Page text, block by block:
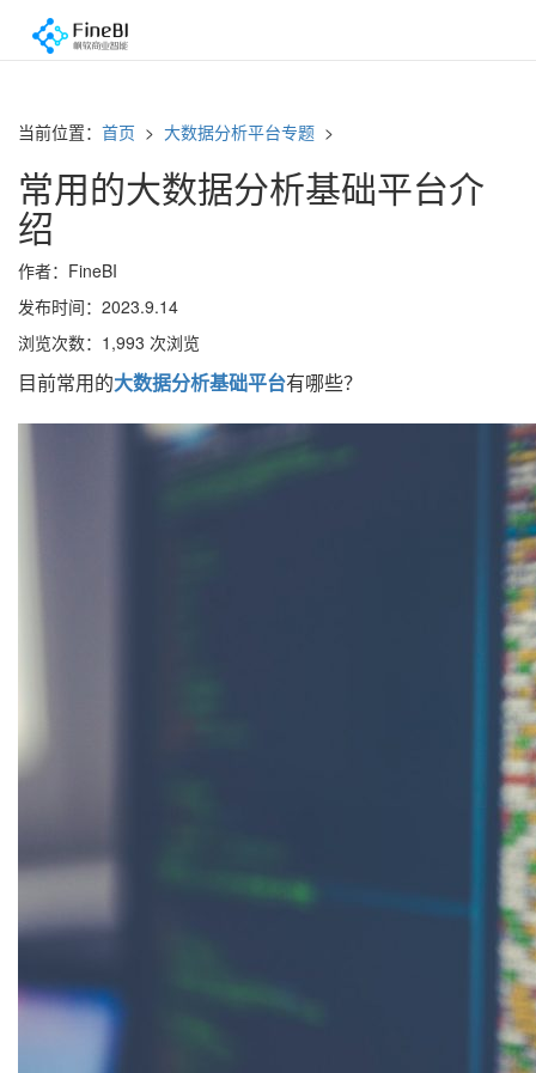
当前位置： 首页 > 大数据分析平台专题 >
常用的大数据分析基础平台介
绍
作者：FineBI
发布时间：2023.9.14
浏览次数：1,993 次浏览
目前常用的大数据分析基础平台有哪些？